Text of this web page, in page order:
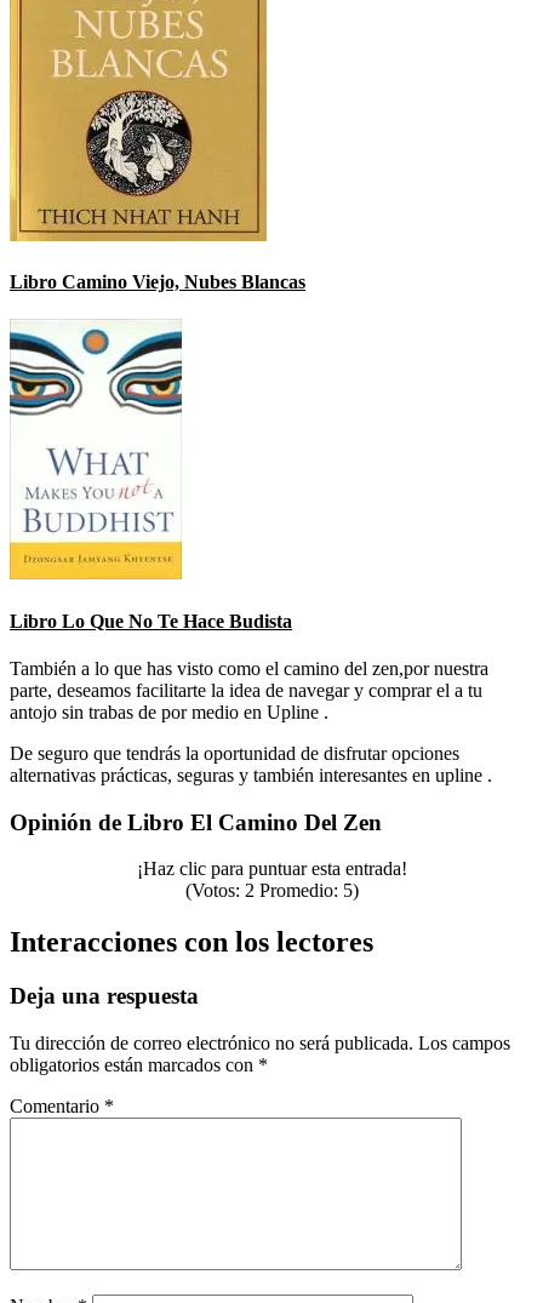
Libro Camino Viejo, Nubes Blancas
Libro Lo Que No Te Hace Budista
También a lo que has visto como el camino del zen,por nuestra
parte, deseamos facilitarte la idea de navegar y comprar el a tu
antojo sin trabas de por medio en Upline .
De seguro que tendrás la oportunidad de disfrutar opciones
alternativas prácticas, seguras y también interesantes en upline .
Opinión de Libro El Camino Del Zen
¡Haz clic para puntuar esta entrada!
(Votos: 2 Promedio: 5)
Interacciones con los lectores
Deja una respuesta
Tu dirección de correo electrónico no será publicada. Los campos
obligatorios están marcados con *
Comentario *